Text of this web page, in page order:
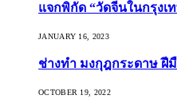
แจกพิกัด “วัดจีนในกรุงเ
JANUARY 16, 2023
ช่างทำ มงกุฎกระดาษ ฝี
OCTOBER 19, 2022